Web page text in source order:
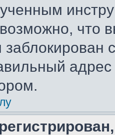
что
адрес